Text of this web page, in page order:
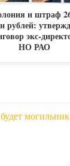
и штраф
рублей:
экс-
НО РАО